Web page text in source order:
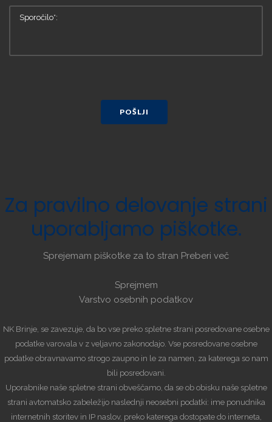
POŠLJI
Za pravilno delovanje strani
uporabljamo piškotke.
Sprejemam piškotke za to stran Preberi več
Sprejmem
Varstvo osebnih podatkov
NK Brinje, se zavezuje, da bo vse preko spletne strani posredovane osebne
podatke varovala v z veljavno zakonodajo. Vse posredovane osebne
podatke obravnavamo strogo zaupno in le za namen, za katerega so nam
bili posredovani.
Uporabnike naše spletne strani obveščamo, da se ob obisku naše spletne
strani avtomatsko zabeležijo naslednji neosebni podatki: ime ponudnika
internetnih storitev in IP naslov, preko katerega dostopate do interneta,